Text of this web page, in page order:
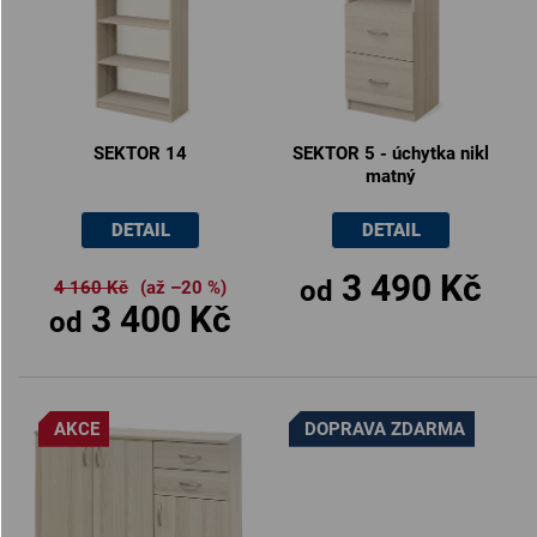
SEKTOR 14
od 3 400 Kč
4 160 Kč (až –20 %)
DETAIL
SEKTOR 5 - úchytka nikl
matný
od 3 490 Kč
DETAIL
AKCE DOPRAVA ZDARMA